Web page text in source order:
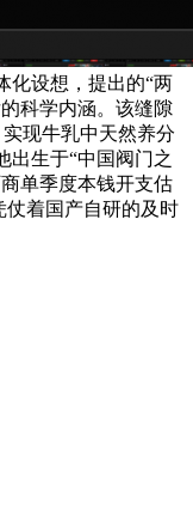
化设想，提出的“两
科学内涵。该缝隙
现牛乳中天然养分
出生于“中国阀门之
单季度本钱开支估
仗着国产自研的及时